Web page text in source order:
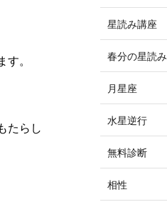
。
たらし
星読み講座
春分の星読み
月星座
水星逆行
無料診断
相性